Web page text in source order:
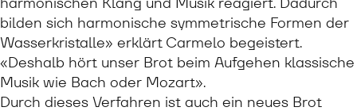
bilden sich harmonische symmetrische Formen der
Wasserkristalle» erklärt Carmelo begeistert.
«Deshalb hört unser Brot beim Aufgehen klassische
Musik wie Bach oder Mozart».
Durch dieses Verfahren ist auch ein neues Brot